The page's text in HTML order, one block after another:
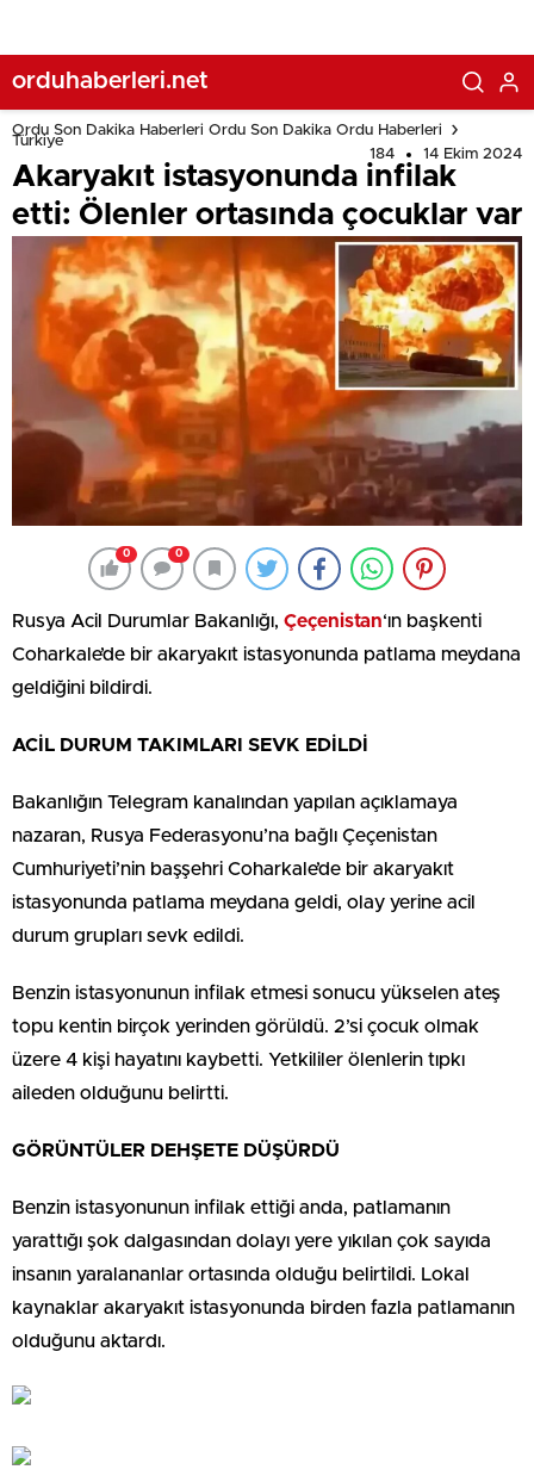
orduhaberleri.net
Ordu Son Dakika Haberleri Ordu Son Dakika Ordu Haberleri
Türkiye
184
14 Ekim 2024
Akaryakıt istasyonunda infilak
etti: Ölenler ortasında çocuklar var
0 0
Rusya Acil Durumlar Bakanlığı, Çeçenistan‘ın başkenti
Coharkale’de bir akaryakıt istasyonunda patlama meydana
geldiğini bildirdi.
ACİL DURUM TAKIMLARI SEVK EDİLDİ
Bakanlığın Telegram kanalından yapılan açıklamaya
nazaran, Rusya Federasyonu’na bağlı Çeçenistan
Cumhuriyeti’nin başşehri Coharkale’de bir akaryakıt
istasyonunda patlama meydana geldi, olay yerine acil
durum grupları sevk edildi.
Benzin istasyonunun infilak etmesi sonucu yükselen ateş
topu kentin birçok yerinden görüldü. 2’si çocuk olmak
üzere 4 kişi hayatını kaybetti. Yetkililer ölenlerin tıpkı
aileden olduğunu belirtti.
GÖRÜNTÜLER DEHŞETE DÜŞÜRDÜ
Benzin istasyonunun infilak ettiği anda, patlamanın
yarattığı şok dalgasından dolayı yere yıkılan çok sayıda
insanın yaralananlar ortasında olduğu belirtildi. Lokal
kaynaklar akaryakıt istasyonunda birden fazla patlamanın
olduğunu aktardı.